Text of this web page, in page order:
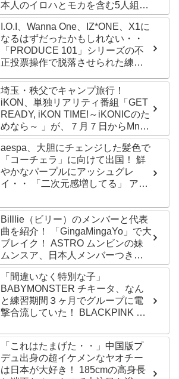
本人のイロハとモカを含む5人組ガ
ールズグループ！ デビュー曲
「Magnetic」がいきなりの大ヒッ
ト
I.O.I、Wanna One、IZ*ONE、X1に
なるはずだったかもしれない・・
「PRODUCE 101」シリーズの不
正投票操作で脱落させられた練習
埼玉・秩父でキャンプ旅行！
iKON、単独リアリティ番組「GET
READY, iKON TIME!～iKONICのた
めなら～ 」が、７月７日からMnet
で放送・配信スタート
aespa、大胆にチェンジした髪色で
「コーチェラ」に向けて出国！ 鮮
やかなパープルにアッシュグレ
イ・・ 「二次元感増してる」 アバ
Billlie（ビリー）のメンバーと代表
曲を紹介！ 「GingaMingaYo」で大
ブレイク！ ASTRO ムンビンの妹
ムンスア、日本人メンバーつき、
はるなを要する７人組ガールズグ
ループ！ その魅力を徹底チェック
「間違いなく特別な子」
BABYMONSTER チキータ、なん
と練習期間３ヶ月でグループに電
撃合流していた！ BLACKPINK リ
タの重鎮を唸らせる
「これはたまげた・・」中国版プ
デュ出身の超イケメンなヤオチー
は日本が大好き！ 185cmの高身長